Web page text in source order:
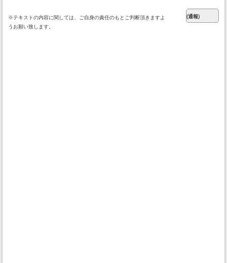
※テキストの内容に関しては、ご自身の責任のもとご判断頂きますよ
うお願い致します。